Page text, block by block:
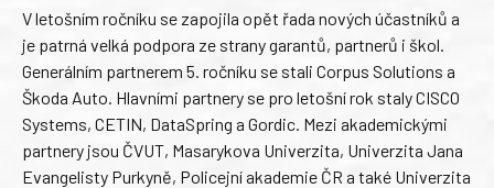
V letošním ročníku se zapojila opět řada nových účastníků a
je patrná velká podpora ze strany garantů, partnerů i škol.
Generálním partnerem 5. ročníku se stali Corpus Solutions a
Škoda Auto. Hlavními partnery se pro letošní rok staly CISCO
Systems, CETIN, DataSpring a Gordic. Mezi akademickými
partnery jsou ČVUT, Masarykova Univerzita, Univerzita Jana
Evangelisty Purkyně, Policejní akademie ČR a také Univerzita